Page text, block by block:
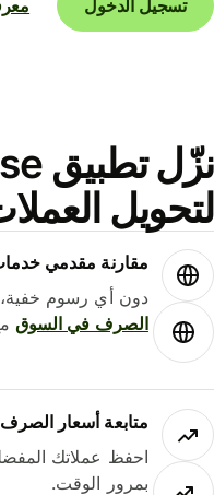
تسجيل الدخول
مقارنة مقدمي خدمات
دون أي رسوم خفية،
الصرف في السوقمع Wise.
متابعة أسعار الصرف
احفظ عملاتك
بمرور الوقت.